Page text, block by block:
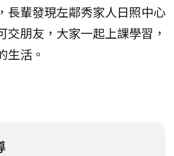
長輩發現左鄰秀家人日照中心
交朋友，大家一起上課學習，
生活。